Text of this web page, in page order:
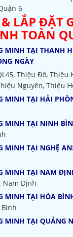
6
& LẮP ĐẶT
TOÀN
MINH TẠI THANH
NGÀY
Thiệu Đô, Thiệu
Nguyên, Thiệu
MINH TẠI HẢI
MINH TẠI NINH
MINH TẠI NGHỆ
MINH TẠI NAM
Nam Định
MINH TẠI HÒA
Bình
MINH TẠI QUẢNG